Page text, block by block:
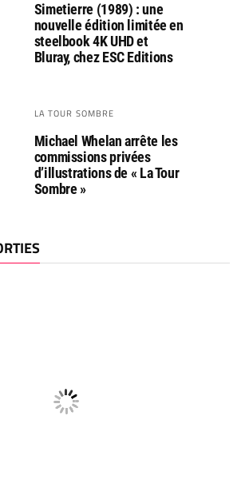
Simetierre (1989) : une
nouvelle édition limitée en
steelbook 4K UHD et
Bluray, chez ESC Editions
LA TOUR SOMBRE
Michael Whelan arrête les
commissions privées
d’illustrations de « La Tour
Sombre »